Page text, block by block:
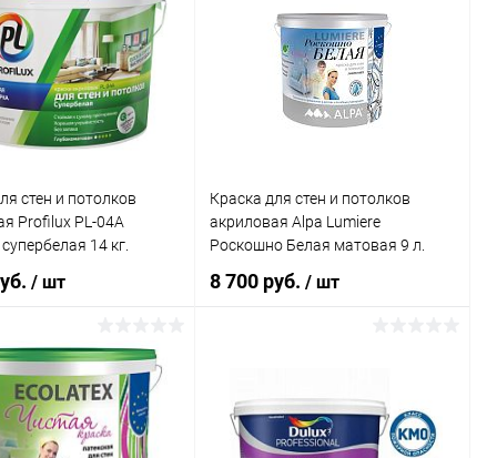
в 1 клик Сравнение
В наличии
стен и потолков
Абсолютно матовая,
Купить в 1 клик Сравнение
В избранное В наличии
Элемент каталога:
стен и потолков
Profilux PL-04А
14 кг.
/ шт
В корзину
в 1 клик К сравнению
Краска для стен и потолков
акриловая Alpa Lumiere
Роскошно Белая матовая 9 л.
8 700 руб./ шт
Купить в 1 клик К сравнению